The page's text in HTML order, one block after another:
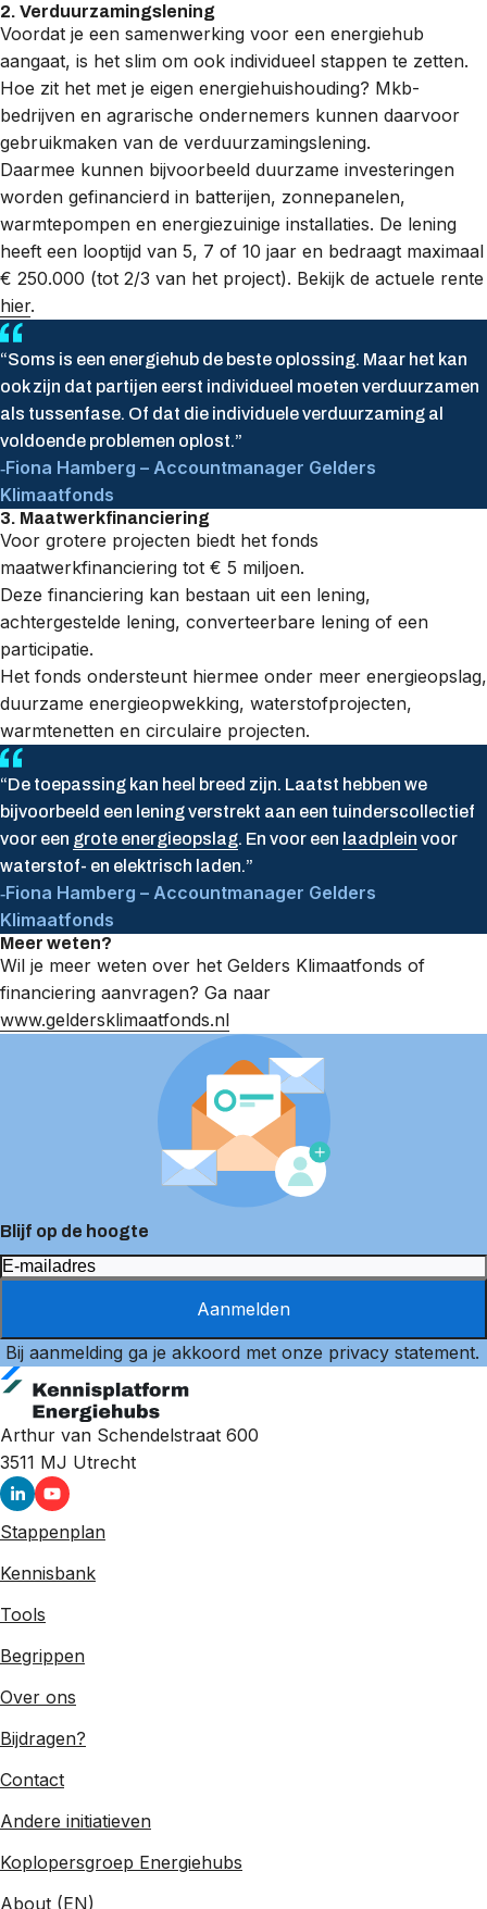
2. Verduurzamingslening
Voordat je een samenwerking voor een energiehub
aangaat, is het slim om ook individueel stappen te zetten.
Hoe zit het met je eigen energiehuishouding? Mkb-
bedrijven en agrarische ondernemers kunnen daarvoor
gebruikmaken van de verduurzamingslening.
Daarmee kunnen bijvoorbeeld duurzame investeringen
worden gefinancierd in batterijen, zonnepanelen,
warmtepompen en energiezuinige installaties. De lening
heeft een looptijd van 5, 7 of 10 jaar en bedraagt maximaal
€ 250.000 (tot 2/3 van het project). Bekijk de actuele rente
hier.
“Soms is een energiehub de beste oplossing. Maar het kan
ook zijn dat partijen eerst individueel moeten verduurzamen
als tussenfase. Of dat die individuele verduurzaming al
voldoende problemen oplost.”
Fiona Hamberg – Accountmanager Gelders
Klimaatfonds
3. Maatwerkfinanciering
Voor grotere projecten biedt het fonds
maatwerkfinanciering tot € 5 miljoen.
Deze financiering kan bestaan uit een lening,
achtergestelde lening, converteerbare lening of een
participatie.
Het fonds ondersteunt hiermee onder meer energieopslag,
duurzame energieopwekking, waterstofprojecten,
warmtenetten en circulaire projecten.
“De toepassing kan heel breed zijn. Laatst hebben we
bijvoorbeeld een lening verstrekt aan een tuinderscollectief
voor een grote energieopslag. En voor een laadplein voor
waterstof- en elektrisch laden.”
Fiona Hamberg – Accountmanager Gelders
Klimaatfonds
Meer weten?
Wil je meer weten over het Gelders Klimaatfonds of
financiering aanvragen? Ga naar
www.geldersklimaatfonds.nl
Blijf op de hoogte
Aanmelden
Bij aanmelding ga je akkoord met onze privacy statement.
Arthur van Schendelstraat 600
3511 MJ Utrecht
Stappenplan
Kennisbank
Tools
Begrippen
Over ons
Bijdragen?
Contact
Andere initiatieven
Koplopersgroep Energiehubs
About (EN)